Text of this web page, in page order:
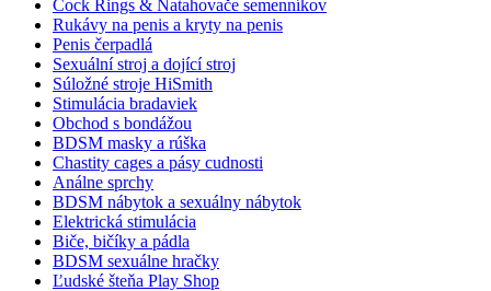
Cock Rings & Natahovače semenníkov
Rukávy na penis a kryty na penis
Penis čerpadlá
Sexuální stroj a dojící stroj
Súložné stroje HiSmith
Stimulácia bradaviek
Obchod s bondážou
BDSM masky a rúška
Chastity cages a pásy cudnosti
Análne sprchy
BDSM nábytok a sexuálny nábytok
Elektrická stimulácia
Biče, bičíky a pádla
BDSM sexuálne hračky
Ľudské šteňa Play Shop